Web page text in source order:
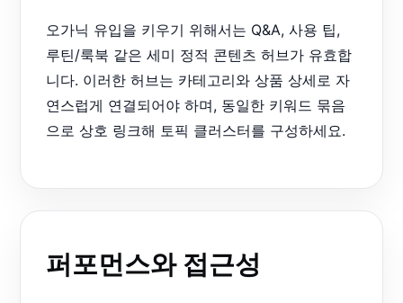
오가닉 유입을 키우기 위해서는 Q&A, 사용 팁,
루틴/룩북 같은 세미 정적 콘텐츠 허브가 유효합
니다. 이러한 허브는 카테고리와 상품 상세로 자
연스럽게 연결되어야 하며, 동일한 키워드 묶음
으로 상호 링크해 토픽 클러스터를 구성하세요.
퍼포먼스와 접근성